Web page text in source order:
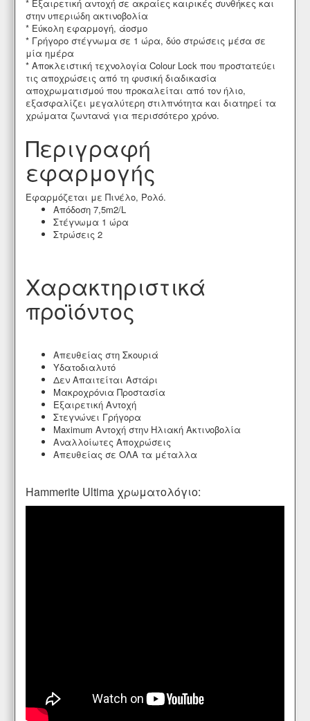
* Εξαιρετική αντοχή σε ακραίες καιρικές συνθήκες και
στην υπεριώδη ακτινοβολία
* Εύκολη εφαρμογή, άοσμο
* Γρήγορο στέγνωμα σε 1 ώρα, δύο στρώσεις μέσα σε
μία ημέρα
* Αποκλειστική τεχνολογία Colour Lock που προστατεύει
τις αποχρώσεις από τη φυσική διαδικασία
αποχρωματισμού που προκαλείται από τον ήλιο,
εξασφαλίζει μεγαλύτερη στιλπνότητα και διατηρεί τα
χρώματα ζωντανά για περισσότερο χρόνο.
Περιγραφή
εφαρμογής
Εφαρμόζεται με Πινέλο, Ρολό.
Απόδοση 7,5m2/L
Στέγνωμα 1 ώρα
Στρώσεις 2
Χαρακτηριστικά
προϊόντος
Απευθείας στη Σκουριά
Υδατοδιαλυτό
Δεν Απαιτείται Αστάρι
Μακροχρόνια Προστασία
Εξαιρετική Αντοχή
Στεγνώνει Γρήγορα
Maximum Αντοχή στην Ηλιακή Ακτινοβολία
Αναλλοίωτες Αποχρώσεις
Απευθείας σε ΟΛΑ τα μέταλλα
Hammerite Ultima χρωματολόγιο: